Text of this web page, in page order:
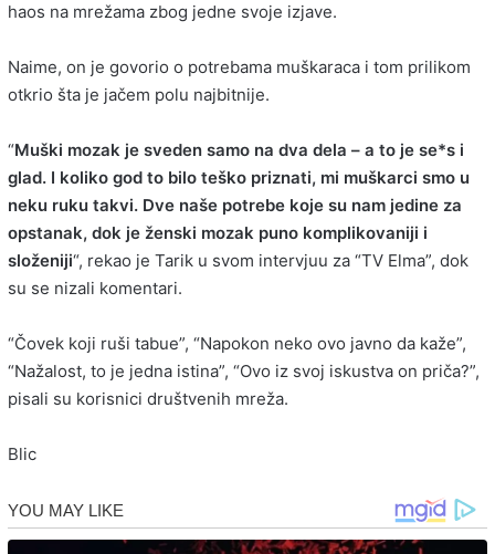
haos na mrežama zbog jedne svoje izjave.
Naime, on je govorio o potrebama muškaraca i tom prilikom
otkrio šta je jačem polu najbitnije.
“Muški mozak je sveden samo na dva dela – a to je se*s i
glad. I koliko god to bilo teško priznati, mi muškarci smo u
neku ruku takvi. Dve naše potrebe koje su nam jedine za
opstanak, dok je ženski mozak puno komplikovaniji i
složeniji“, rekao je Tarik u svom intervjuu za “TV Elma”, dok
su se nizali komentari.
“Čovek koji ruši tabue”, “Napokon neko ovo javno da kaže”,
“Nažalost, to je jedna istina”, “Ovo iz svoj iskustva on priča?”,
pisali su korisnici društvenih mreža.
Blic